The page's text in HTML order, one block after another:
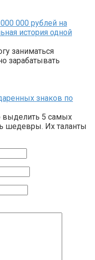
000 рублей на
история одной
заниматься
зарабатывать
знаков по
выделить 5 самых
шедевры. Их таланты